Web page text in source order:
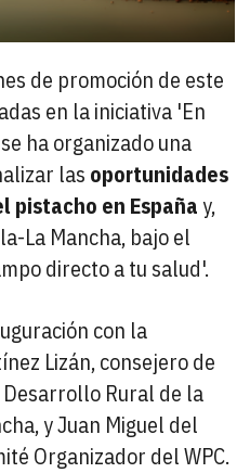
de promoción de este
en la iniciativa 'En
ha organizado una
las oportunidades
pistacho en Españay,
La Mancha, bajo el
directo a tu salud'.
con la
Lizán, consejero de
Rural de la
y Juan Miguel del
Organizador del WPC.